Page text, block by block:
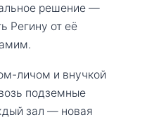
решение —
Регину от её
личом и внучкой
подземные
зал — новая